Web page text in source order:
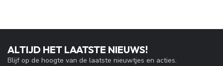
ALTIJD HET LAATSTE NIEUWS!
Blijf op de hoogte van de laatste nieuwtjes en acties.